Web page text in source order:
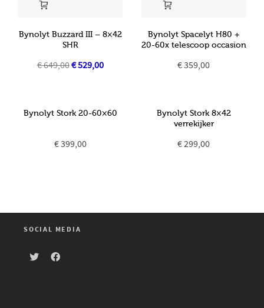
Bynolyt Buzzard III – 8×42
SHR
€649,00Oorspronkelijke
€529,00Huidige
Bynolyt Spacelyt H80 +
20-60x telescoop occasion
€359,00
Bynolyt Stork 20-60×60
€399,00
Bynolyt Stork 8×42
verrekijker
€299,00
SOCIAL MEDIA